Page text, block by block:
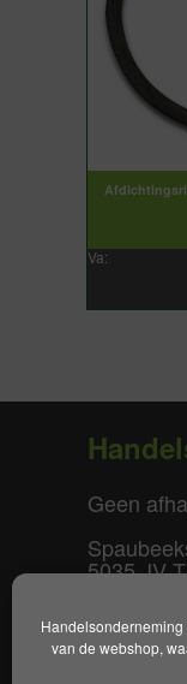
van de webshop,
Va:
Geen
5035 JV
T.
E.